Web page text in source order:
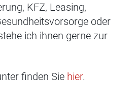
KFZ, Leasing,
oder
ich ihnen gerne zur
finden Sie hier.